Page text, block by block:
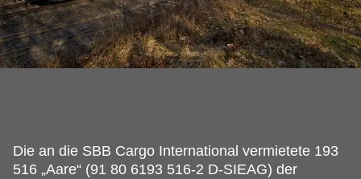
Die an die SBB Cargo International vermietete 193
516 „Aare“ (91 80 6193 516-2 D-SIEAG) der